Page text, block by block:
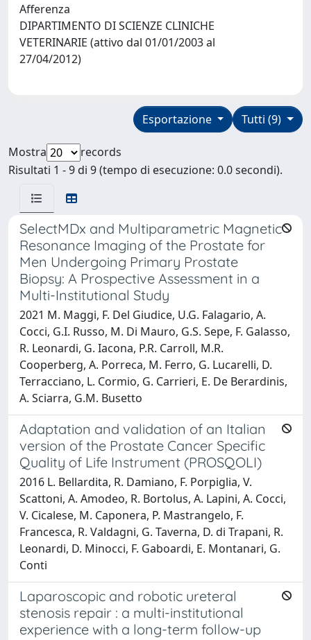
Afferenza
DIPARTIMENTO DI SCIENZE CLINICHE
VETERINARIE (attivo dal 01/01/2003 al
27/04/2012)
Tutti (9)
Esportazione
Mostra
records
Risultati 1 - 9 di 9 (tempo di esecuzione: 0.0 secondi).
SelectMDx and Multiparametric Magnetic
Resonance Imaging of the Prostate for
Men Undergoing Primary Prostate
Biopsy: A Prospective Assessment in a
Multi-Institutional Study
2021 M. Maggi, F. Del Giudice, U.G. Falagario, A.
Cocci, G.I. Russo, M. Di Mauro, G.S. Sepe, F. Galasso,
R. Leonardi, G. Iacona, P.R. Carroll, M.R.
Cooperberg, A. Porreca, M. Ferro, G. Lucarelli, D.
Terracciano, L. Cormio, G. Carrieri, E. De Berardinis,
A. Sciarra, G.M. Busetto
Adaptation and validation of an Italian
version of the Prostate Cancer Specific
Quality of Life Instrument (PROSQOLI)
2016 L. Bellardita, R. Damiano, F. Porpiglia, V.
Scattoni, A. Amodeo, R. Bortolus, A. Lapini, A. Cocci,
V. Cicalese, M. Caponera, P. Mastrangelo, F.
Francesca, R. Valdagni, G. Taverna, D. di Trapani, R.
Leonardi, D. Minocci, F. Gaboardi, E. Montanari, G.
Conti
Laparoscopic and robotic ureteral
stenosis repair : a multi-institutional
experience with a long-term follow-up